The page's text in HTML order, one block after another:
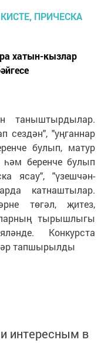
хатын-кызлар
таныштырдылар.
сездән", "уңганнар
булып, матур
беренче булып
ясау", "үзешчән-
катнаштылар.
төгәл, җитез,
тырышлыгы
Конкурста
тапшырылды
интересным в